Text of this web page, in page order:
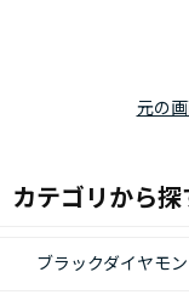
元の
カテゴリから探
ブラックダイヤモ